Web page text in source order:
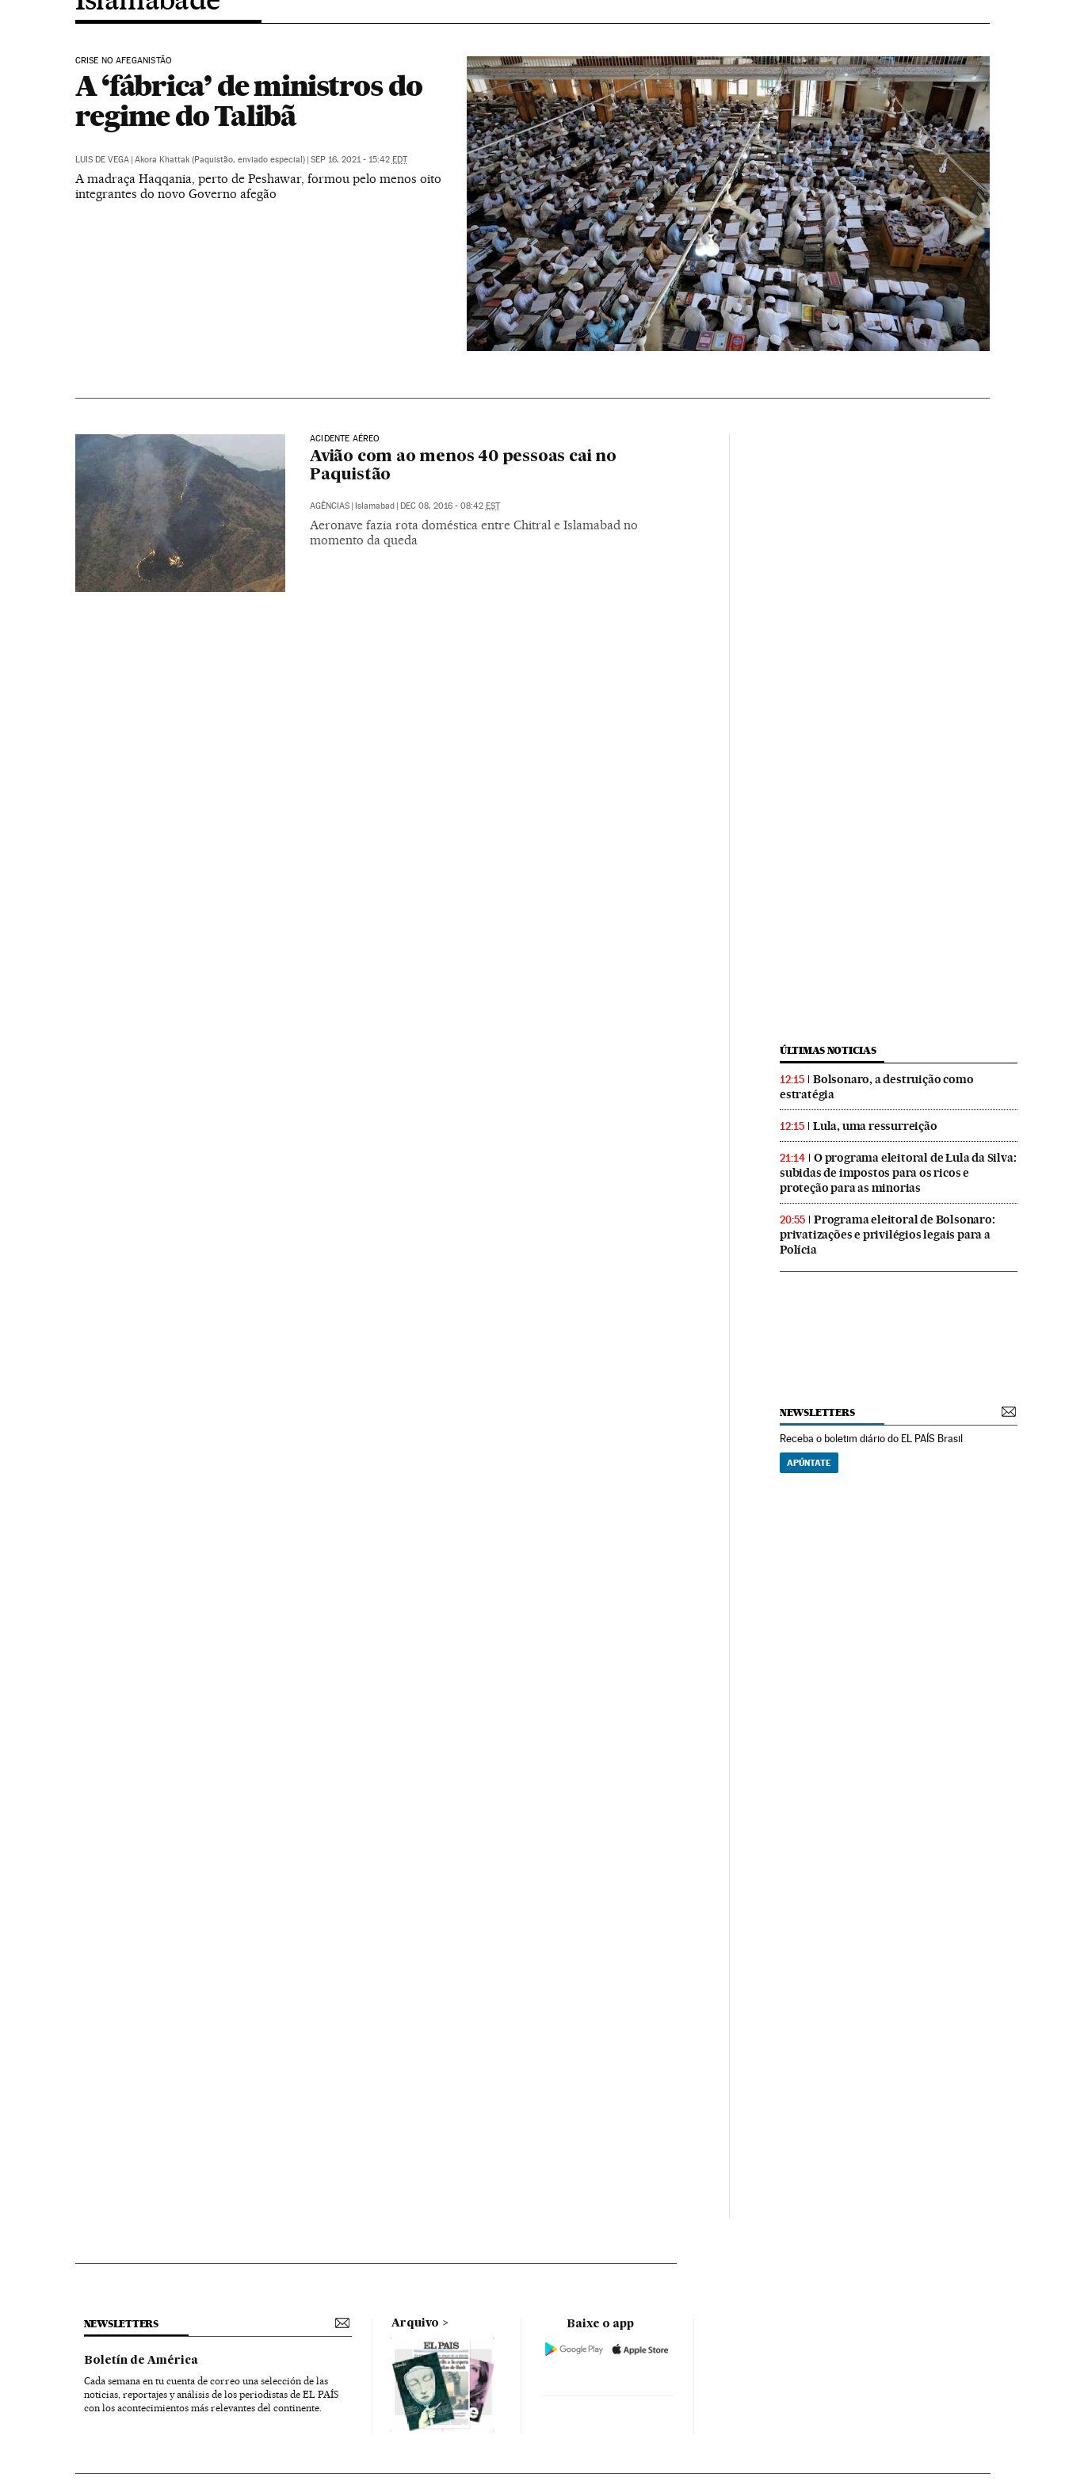
CRISE NO AFEGANISTÃO
A ‘fábrica’ de ministros do
regime do Talibã
LUIS DE VEGA | Akora Khattak (Paquistão, enviado especial) | SEP 16, 2021 - 15:42 EDT
A madraça Haqqania, perto de Peshawar, formou pelo menos oito
integrantes do novo Governo afegão
ACIDENTE AÉREO
Avião com ao menos 40 pessoas cai no
Paquistão
AGÊNCIAS | Islamabad | DEC 08, 2016 - 08:42 EST
Aeronave fazia rota doméstica entre Chitral e Islamabad no
momento da queda
ÚLTIMAS NOTICIAS
12:15
Bolsonaro, a destruição como
estratégia
12:15 Lula, uma ressurreição
21:14
O programa eleitoral de Lula da Silva:
subidas de impostos para os ricos e
proteção para as minorias
20:55
Programa eleitoral de Bolsonaro:
privatizações e privilégios legais para a
Polícia
NEWSLETTERS
Receba o boletim diário do EL PAÍS Brasil
APÚNTATE
NEWSLETTERS
Boletín de América
Cada semana en tu cuenta de correo una selección de las
noticias, reportajes y análisis de los periodistas de EL PAÍS
con los acontecimientos más relevantes del continente.
Arquivo Baixe o app